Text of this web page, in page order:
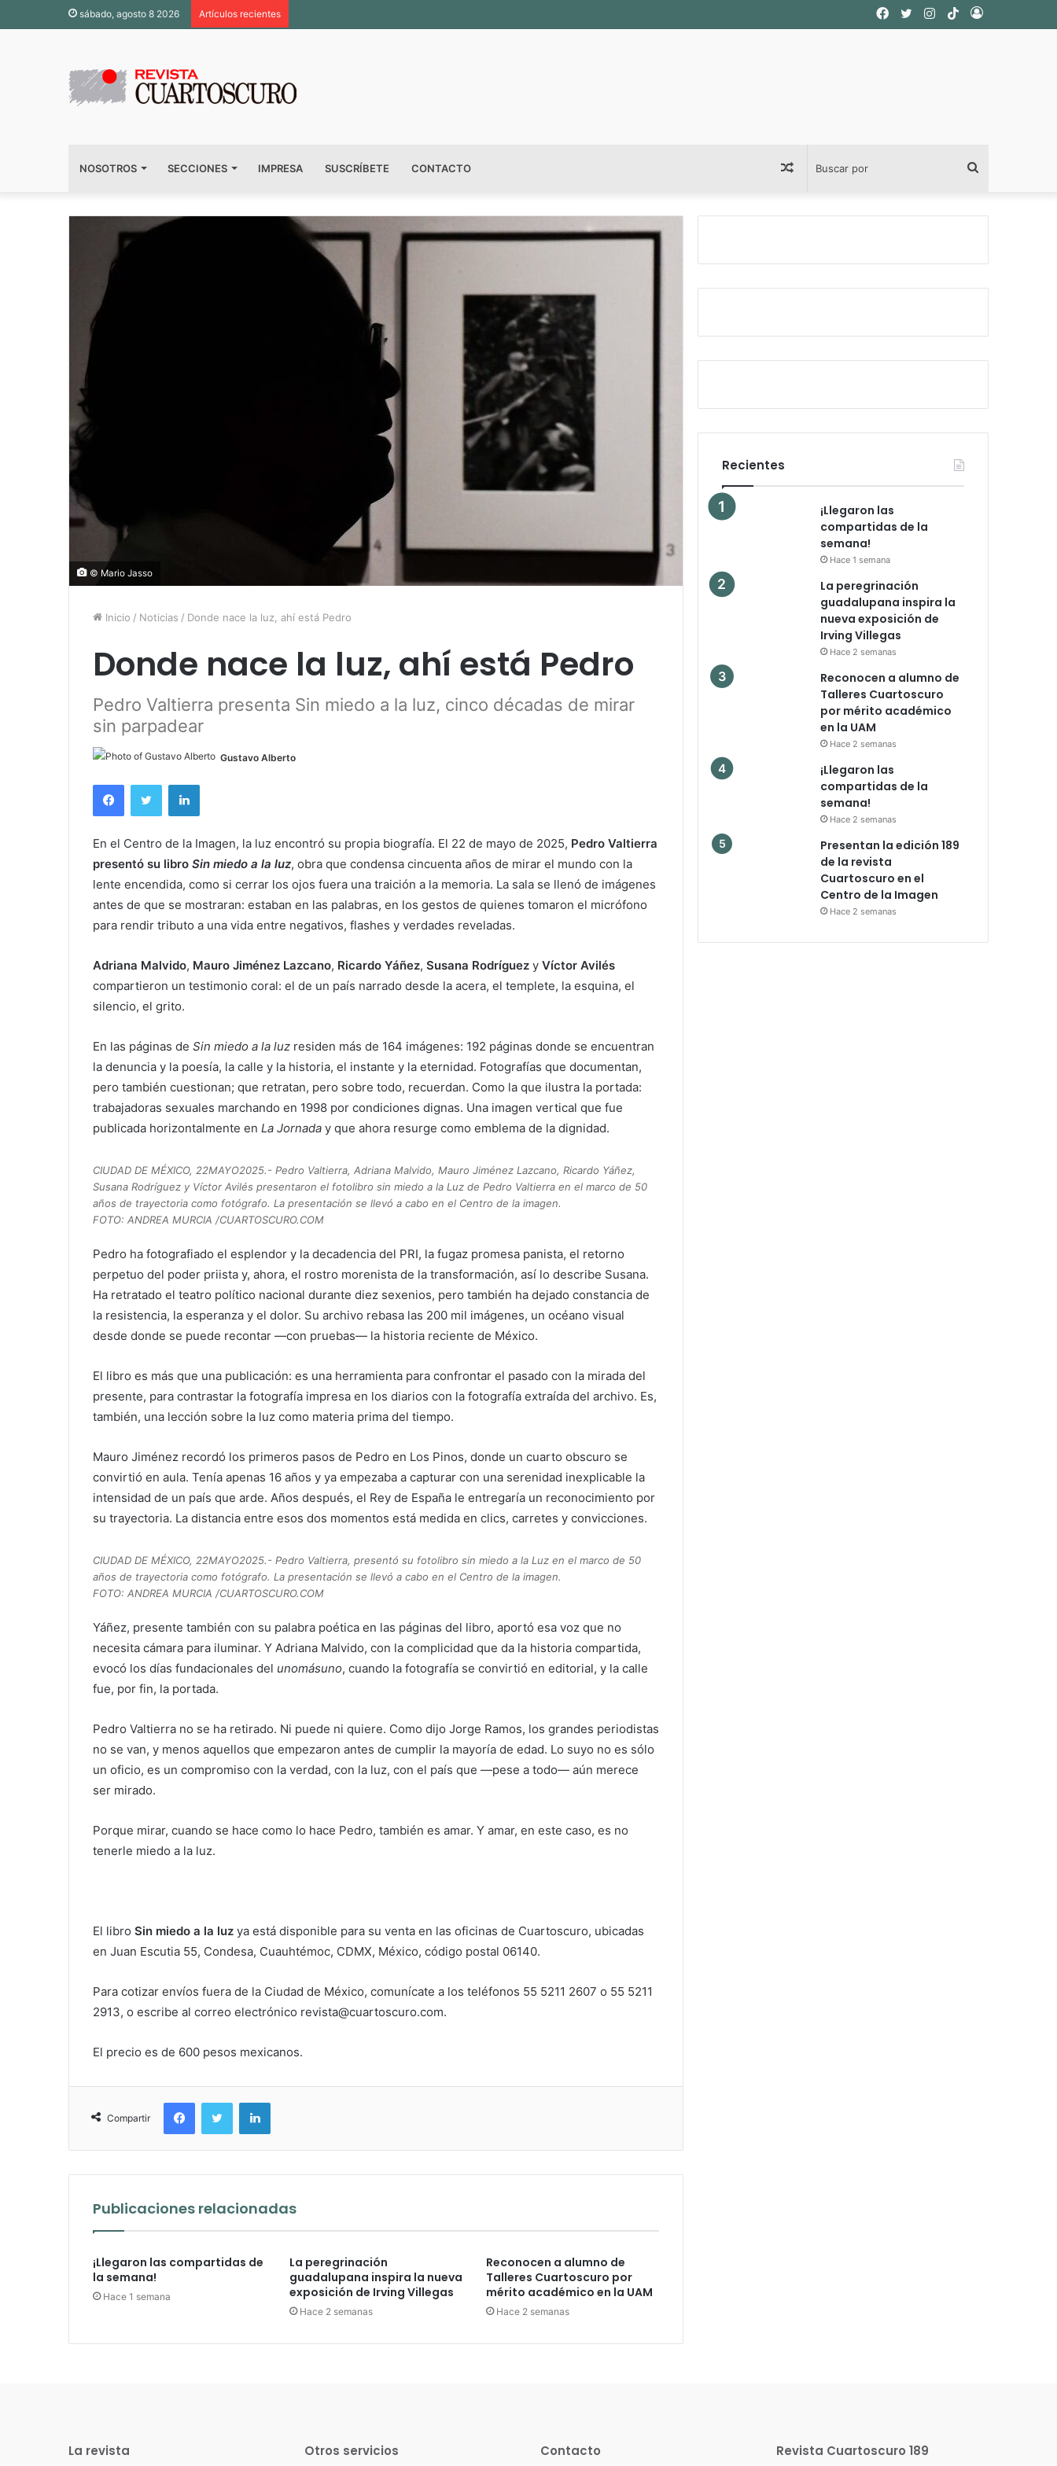
sábado, agosto 8 2026 Artículos recientes Acceso
TikTok
Instagram
Twitter
Facebook
NOSOTROS SECCIONES IMPRESA SUSCRÍBETE CONTACTO
por
Publicación
al
azar
© Mario Jasso
Inicio / Noticias / Donde nace la luz, ahí está Pedro
Donde nace la luz, ahí está Pedro
Pedro Valtierra presenta Sin miedo a la luz, cinco décadas de mirar
sin parpadear
Gustavo Alberto
FacebookTwitter LinkedIn
En el Centro de la Imagen, la luz encontró su propia biografía. El 22 de mayo de 2025, Pedro Valtierra
presentó su libro Sin miedo a la luz, obra que condensa cincuenta años de mirar el mundo con la
lente encendida, como si cerrar los ojos fuera una traición a la memoria. La sala se llenó de imágenes
antes de que se mostraran: estaban en las palabras, en los gestos de quienes tomaron el micrófono
para rendir tributo a una vida entre negativos, flashes y verdades reveladas.
Adriana Malvido, Mauro Jiménez Lazcano, Ricardo Yáñez, Susana Rodríguez y Víctor Avilés
compartieron un testimonio coral: el de un país narrado desde la acera, el templete, la esquina, el
silencio, el grito.
En las páginas de Sin miedo a la luz residen más de 164 imágenes: 192 páginas donde se encuentran
la denuncia y la poesía, la calle y la historia, el instante y la eternidad. Fotografías que documentan,
pero también cuestionan; que retratan, pero sobre todo, recuerdan. Como la que ilustra la portada:
trabajadoras sexuales marchando en 1998 por condiciones dignas. Una imagen vertical que fue
publicada horizontalmente en La Jornada y que ahora resurge como emblema de la dignidad.
CIUDAD DE MÉXICO, 22MAYO2025.- Pedro Valtierra, Adriana Malvido, Mauro Jiménez Lazcano, Ricardo Yáñez,
Susana Rodríguez y Víctor Avilés presentaron el fotolibro sin miedo a la Luz de Pedro Valtierra en el marco de 50
años de trayectoria como fotógrafo. La presentación se llevó a cabo en el Centro de la imagen.
FOTO: ANDREA MURCIA /CUARTOSCURO.COM
Pedro ha fotografiado el esplendor y la decadencia del PRI, la fugaz promesa panista, el retorno
perpetuo del poder priista y, ahora, el rostro morenista de la transformación, así lo describe Susana.
Ha retratado el teatro político nacional durante diez sexenios, pero también ha dejado constancia de
la resistencia, la esperanza y el dolor. Su archivo rebasa las 200 mil imágenes, un océano visual
desde donde se puede recontar —con pruebas— la historia reciente de México.
El libro es más que una publicación: es una herramienta para confrontar el pasado con la mirada del
presente, para contrastar la fotografía impresa en los diarios con la fotografía extraída del archivo. Es,
también, una lección sobre la luz como materia prima del tiempo.
Mauro Jiménez recordó los primeros pasos de Pedro en Los Pinos, donde un cuarto obscuro se
convirtió en aula. Tenía apenas 16 años y ya empezaba a capturar con una serenidad inexplicable la
intensidad de un país que arde. Años después, el Rey de España le entregaría un reconocimiento por
su trayectoria. La distancia entre esos dos momentos está medida en clics, carretes y convicciones.
CIUDAD DE MÉXICO, 22MAYO2025.- Pedro Valtierra, presentó su fotolibro sin miedo a la Luz en el marco de 50
años de trayectoria como fotógrafo. La presentación se llevó a cabo en el Centro de la imagen.
FOTO: ANDREA MURCIA /CUARTOSCURO.COM
Yáñez, presente también con su palabra poética en las páginas del libro, aportó esa voz que no
necesita cámara para iluminar. Y Adriana Malvido, con la complicidad que da la historia compartida,
evocó los días fundacionales del unomásuno, cuando la fotografía se convirtió en editorial, y la calle
fue, por fin, la portada.
Pedro Valtierra no se ha retirado. Ni puede ni quiere. Como dijo Jorge Ramos, los grandes periodistas
no se van, y menos aquellos que empezaron antes de cumplir la mayoría de edad. Lo suyo no es sólo
un oficio, es un compromiso con la verdad, con la luz, con el país que —pese a todo— aún merece
ser mirado.
Porque mirar, cuando se hace como lo hace Pedro, también es amar. Y amar, en este caso, es no
tenerle miedo a la luz.
El libro Sin miedo a la luz ya está disponible para su venta en las oficinas de Cuartoscuro, ubicadas
en Juan Escutia 55, Condesa, Cuauhtémoc, CDMX, México, código postal 06140.
Para cotizar envíos fuera de la Ciudad de México, comunícate a los teléfonos 55 5211 2607 o 55 5211
2913, o escribe al correo electrónico revista@cuartoscuro.com.
El precio es de 600 pesos mexicanos.
Compartir
FacebookTwitter LinkedIn
Publicaciones relacionadas
¡Llegaron las compartidas de
la semana!
Hace 1 semana
La peregrinación
guadalupana inspira la nueva
exposición de Irving Villegas
Hace 2 semanas
Reconocen a alumno de
Talleres Cuartoscuro por
mérito académico en la UAM
Hace 2 semanas
Recientes
¡Llegaron las
compartidas de la
semana!
Hace 1 semana
La peregrinación
guadalupana inspira la
nueva exposición de
Irving Villegas
Hace 2 semanas
Reconocen a alumno de
Talleres Cuartoscuro
por mérito académico
en la UAM
Hace 2 semanas
¡Llegaron las
compartidas de la
semana!
Hace 2 semanas
Presentan la edición 189
de la revista
Cuartoscuro en el
Centro de la Imagen
Hace 2 semanas
La revista Otros servicios Contacto Revista Cuartoscuro 189